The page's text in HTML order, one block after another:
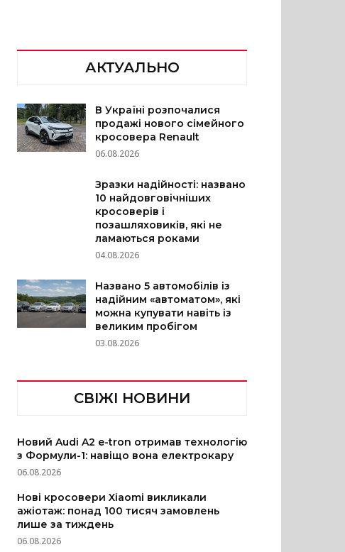
АКТУАЛЬНО
В Україні розпочалися
продажі нового сімейного
кросовера Renault
06.08.2026
Зразки надійності: названо
10 найдовговічніших
кросоверів і
позашляховиків, які не
ламаються роками
04.08.2026
Названо 5 автомобілів із
надійним «автоматом», які
можна купувати навіть із
великим пробігом
03.08.2026
СВІЖІ НОВИНИ
Новий Audi A2 e-tron отримав технологію
з Формули-1: навіщо вона електрокару
06.08.2026
Нові кросовери Xiaomi викликали
ажіотаж: понад 100 тисяч замовлень
лише за тиждень
06.08.2026